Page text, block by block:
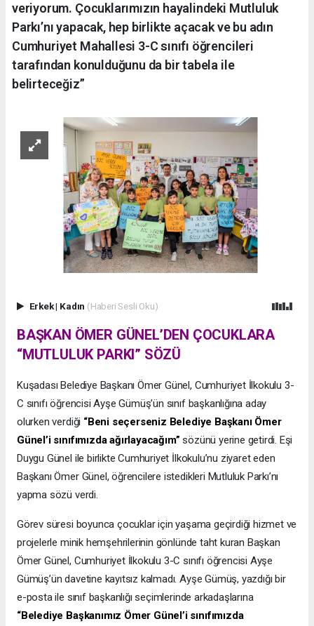
veriyorum. Çocuklarımızın hayalindeki Mutluluk
Parkı’nı yapacak, hep birlikte açacak ve bu adın
Cumhuriyet Mahallesi 3-C sınıfı öğrencileri
tarafından konulduğunu da bir tabela ile
belirteceğiz”
Erkek| Kadın (Haberi Sesli Oku)
BAŞKAN ÖMER GÜNEL’DEN ÇOCUKLARA
“MUTLULUK PARKI” SÖZÜ
Kuşadası Belediye Başkanı Ömer Günel, Cumhuriyet İlkokulu 3-
C sınıfı öğrencisi Ayşe Gümüş’ün sınıf başkanlığına aday
olurken verdiği “Beni seçerseniz Belediye Başkanı Ömer
Günel’i sınıfımızda ağırlayacağım”sözünü yerine getirdi. Eşi
Duygu Günel ile birlikte Cumhuriyet İlkokulu’nu ziyaret eden
Başkanı Ömer Günel, öğrencilere istedikleri Mutluluk Parkı’nı
yapma sözü verdi.
Görev süresi boyunca çocuklar için yaşama geçirdiği hizmet ve
projelerle minik hemşehrilerinin gönlünde taht kuran Başkan
Ömer Günel, Cumhuriyet İlkokulu 3-C sınıfı öğrencisi Ayşe
Gümüş’ün davetine kayıtsız kalmadı. Ayşe Gümüş, yazdığı bir
e-posta ile sınıf başkanlığı seçimlerinde arkadaşlarına
“Belediye Başkanımız Ömer Günel’i sınıfımızda